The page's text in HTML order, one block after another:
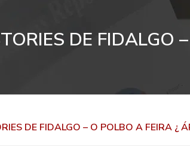
DE FIDALGO
DE FIDALGO – O POLBO A FEIRA ¿